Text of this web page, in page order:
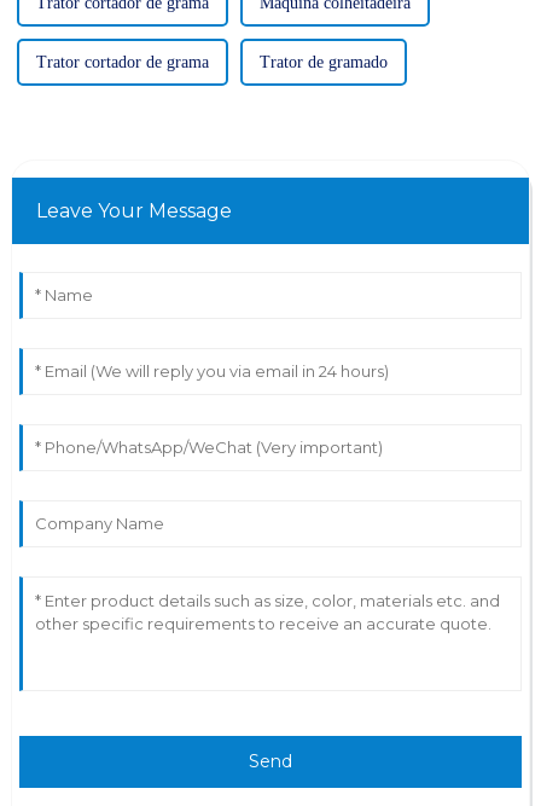
Trator cortador de grama Trator de gramado
Leave Your Message
Send